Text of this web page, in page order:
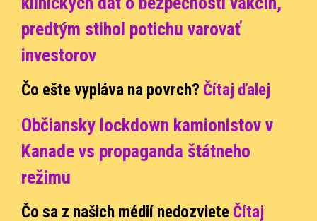
predtým stihol potichu varovať
investorov
Čo ešte vypláva na povrch? Čítaj ďalej
Občiansky lockdown kamionistov v
Kanade vs propaganda štátneho
režimu
Čo sa z našich médií nedozviete Čítaj